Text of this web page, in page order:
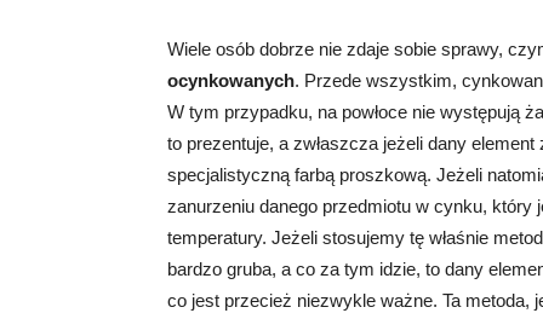
Wiele osób dobrze nie zdaje sobie sprawy,
ocynkowanych. Przede wszystkim,
W tym przypadku, na powłoce nie występują
to prezentuje, a zwłaszcza jeżeli dany
specjalistyczną farbą proszkową. Jeżeli
zanurzeniu danego przedmiotu w cynku,
temperatury. Jeżeli stosujemy tę właśnie
bardzo gruba, a co za tym idzie, to dany
co jest przecież niezwykle ważne. Ta metoda,